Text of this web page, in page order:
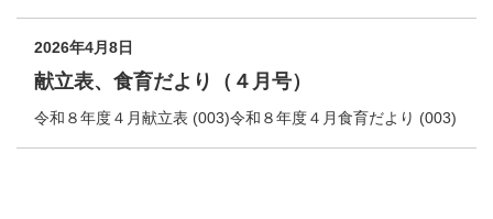
2026年4月8日
献立表、食育だより（４月号）
令和８年度４月献立表 (003)令和８年度４月食育だより (003)